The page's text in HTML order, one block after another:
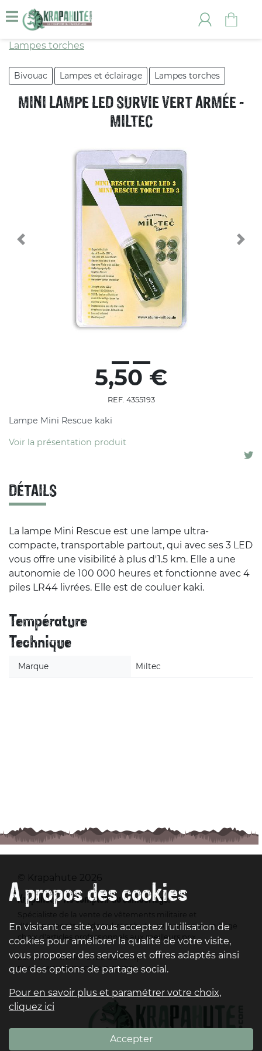
Bivouac Lampes et éclairage Lampes torches
MINI LAMPE LED SURVIE VERT ARMÉE -
MILTEC
Lampe Mini Rescue kaki
Voir la présentation produit
Lampes torches
Previous
5,50 €
REF. 4355193
DÉTAILS
La lampe Mini Rescue est une lampe ultra-
compacte, transportable partout, qui avec ses 3 LED
vous offre une visibilité à plus d'1.5 km. Elle a une
autonomie de 100 000 heures et fonctionne avec 4
piles LR44 livrées. Elle est de couluer kaki.
Température
Technique
Marque Miltec
© Krapahute 2026
Krapahute - Au comptoir du camouflage.
Spécialiste de la vente de vêtements militaire et
d'équipements outdoor, krapahute vous propose un large
choix d'articles professionnels aux meilleurs prix.
Zone industrielle - 2 rue du camp
51 400 MOURMELON-LE-PETIT
A propos des cookies
Accepter
En visitant ce site, vous acceptez l'utilisation de
cookies pour améliorer la qualité de votre visite,
vous proposer des services et offres adaptés ainsi
que des options de partage social.
Pour en savoir plus et paramétrer votre choix,
cliquez ici